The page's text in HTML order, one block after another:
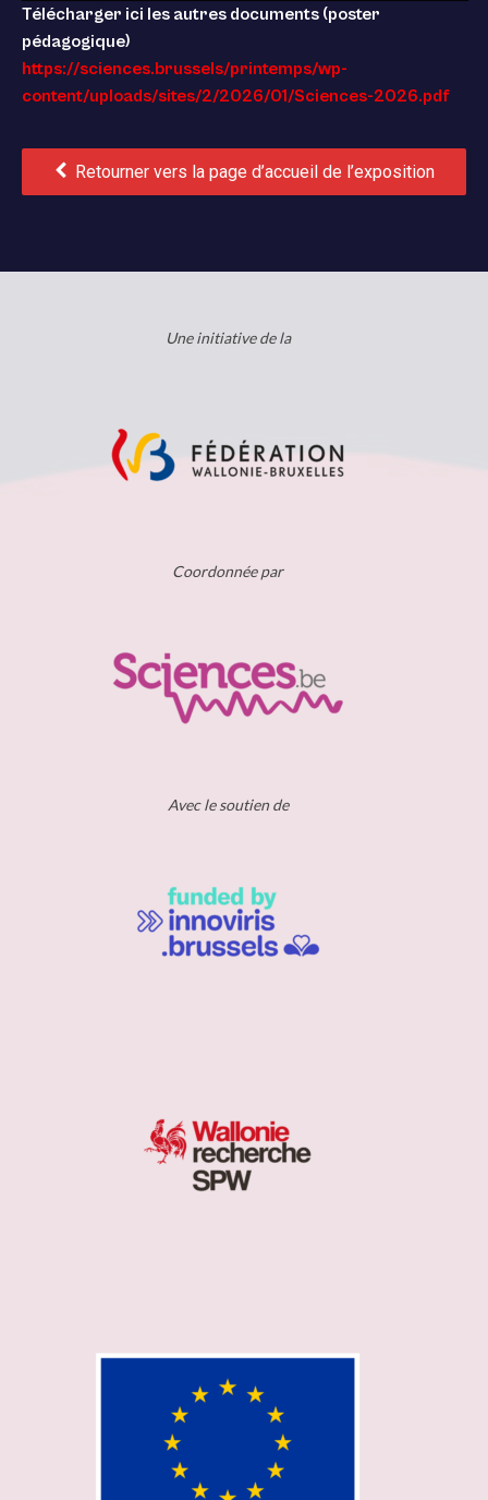
Télécharger ici les autres documents (poster
pédagogique)
https://sciences.brussels/printemps/wp-
content/uploads/sites/2/2026/01/Sciences-2026.pdf
Retourner vers la page d’accueil de l’exposition
Une initiative de la
Coordonnée par
Avec le soutien de